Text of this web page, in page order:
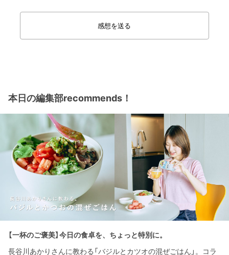
感想を送る
本日の編集部recommends！
【一杯のご褒美】今日の食卓を、ちょっと特別に。
長谷川あかりさんに教わる「バジルとカツオの混ぜごはん」。コラ